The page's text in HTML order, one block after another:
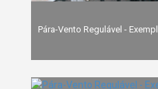
Pára-Vento Regulável -